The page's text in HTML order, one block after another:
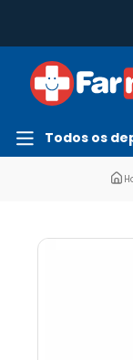
Todos os